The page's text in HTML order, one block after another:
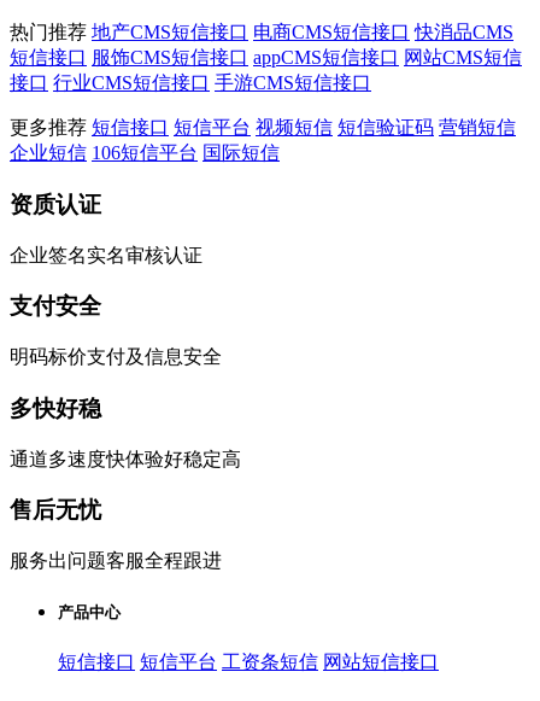
热门推荐 地产CMS短信接口 电商CMS短信接口 快消品CMS
短信接口 服饰CMS短信接口 appCMS短信接口 网站CMS短信
接口 行业CMS短信接口 手游CMS短信接口
更多推荐 短信接口 短信平台 视频短信 短信验证码 营销短信
企业短信 106短信平台 国际短信
资质认证
企业签名实名审核认证
支付安全
明码标价支付及信息安全
多快好稳
通道多速度快体验好稳定高
售后无忧
服务出问题客服全程跟进
产品中心
短信接口 短信平台 工资条短信 网站短信接口